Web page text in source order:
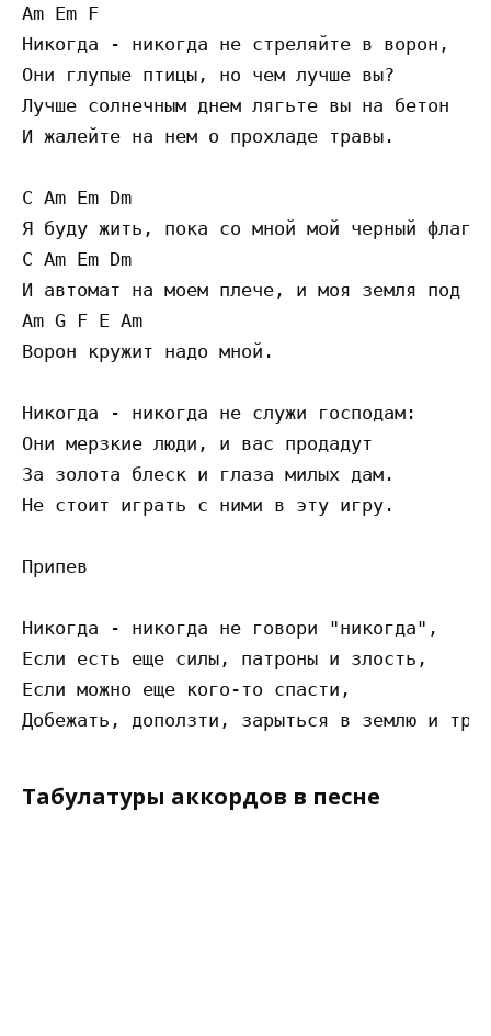
Am Em F
Никогда - никогда не стреляйте в ворон,
Они глупые птицы, но чем лучше вы?
Лучше солнечным днем лягьте вы на бетон
И жалейте на нем о прохладе травы.
C Am Em Dm
Я буду жить, пока со мной мой черный флаг
C Am Em Dm
И автомат на моем плече, и моя земля под
Am G F E Am
Ворон кружит надо мной.
Никогда - никогда не служи господам:
Они мерзкие люди, и вас продадут
За золота блеск и глаза милых дам.
Не стоит играть с ними в эту игру.
Припев
Никогда - никогда не говори "никогда",
Если есть еще силы, патроны и злость,
Если можно еще кого-то спасти,
Табулатуры аккордов в песне